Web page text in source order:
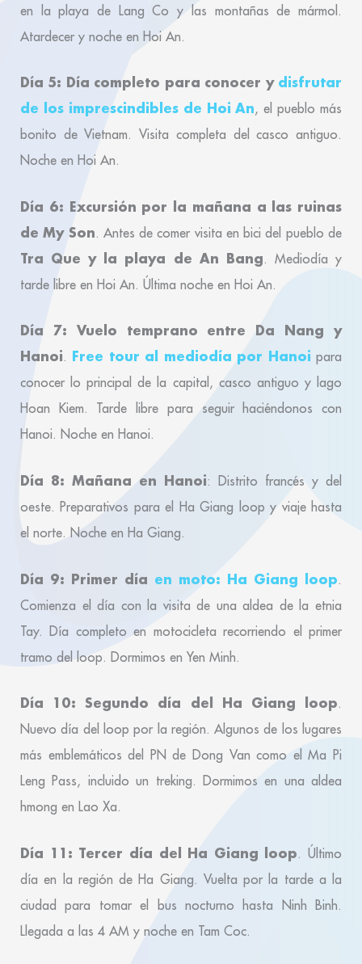
en la playa de Lang Co y las montañas de mármol.
Atardecer y noche en Hoi An.
Día 5: Día completo para conocer y disfrutar
de los imprescindibles de Hoi An, el pueblo más
bonito de Vietnam. Visita completa del casco antiguo.
Noche en Hoi An.
Día 6: Excursión por la mañana a las ruinas
de My Son. Antes de comer visita en bici del pueblo de
Tra Que y la playa de An Bang. Mediodía y
tarde libre en Hoi An. Última noche en Hoi An.
Día 7: Vuelo temprano entre Da Nang y
Hanoi. Free tour al mediodía por Hanoi para
conocer lo principal de la capital, casco antiguo y lago
Hoan Kiem. Tarde libre para seguir haciéndonos con
Hanoi. Noche en Hanoi.
Día 8: Mañana en Hanoi: Distrito francés y del
oeste. Preparativos para el Ha Giang loop y viaje hasta
el norte. Noche en Ha Giang.
Día 9: Primer día en moto: Ha Giang loop.
Comienza el día con la visita de una aldea de la etnia
Tay. Día completo en motocicleta recorriendo el primer
tramo del loop. Dormimos en Yen Minh.
Día 10: Segundo día del Ha Giang loop.
Nuevo día del loop por la región. Algunos de los lugares
más emblemáticos del PN de Dong Van como el Ma Pi
Leng Pass, incluido un treking. Dormimos en una aldea
hmong en Lao Xa.
Día 11: Tercer día del Ha Giang loop. Último
día en la región de Ha Giang. Vuelta por la tarde a la
ciudad para tomar el bus nocturno hasta Ninh Binh.
Llegada a las 4 AM y noche en Tam Coc.